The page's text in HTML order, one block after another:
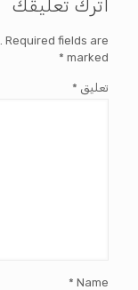
اترك تعليقك
Required fields are
marked
*
تعليق *
Name
*